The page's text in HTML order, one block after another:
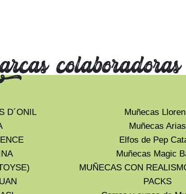
colaboradoras
D´ONIL
Muñecas
Muñecas Arias
Elfos de Pep
Muñecas Magic
MUÑECAS CON
PACKS